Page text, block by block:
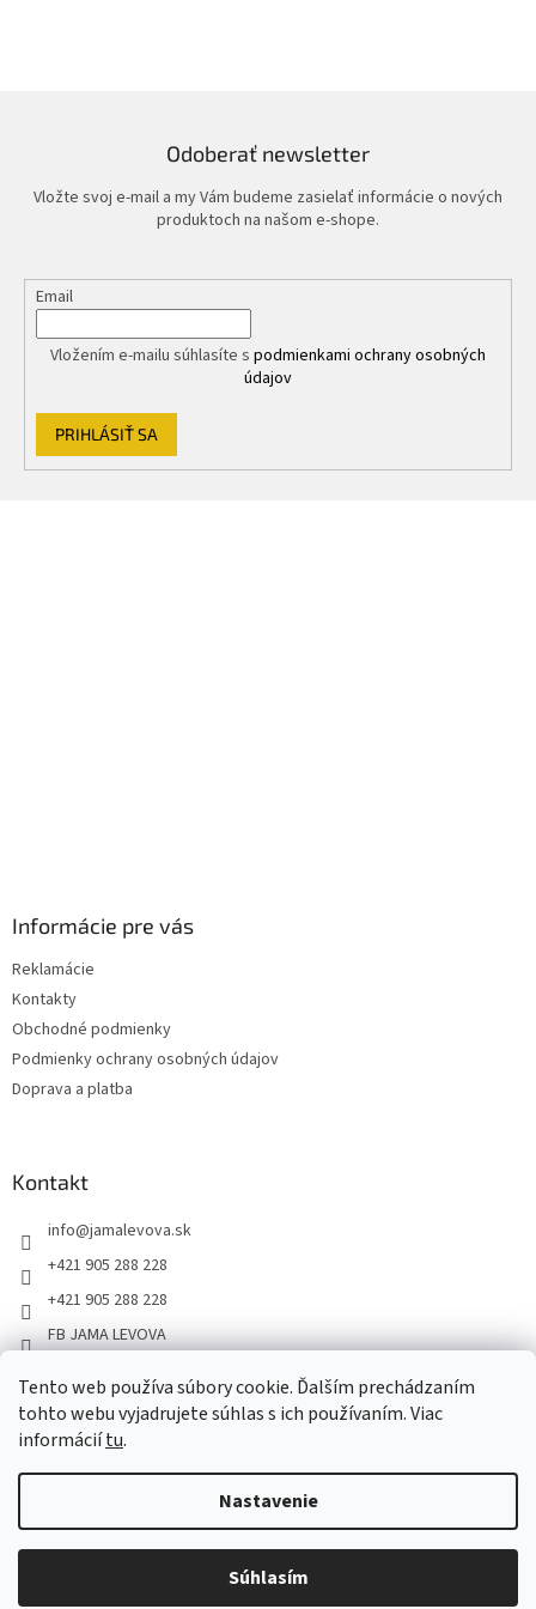
Tento web používa súbory cookie. Ďalším prechádzaním
tohto webu vyjadrujete súhlas s ich používaním. Viac
informáciítu.
Nastavenie
Súhlasím
Vážení zákazníci, z dôvodu dovoleniek môže v tomto období
dochádzať ku predĺženiu dodacích lehôt. Od 30.7. do 10.8. bude
pozastavený aj osobný odber na našom výdajnom mieste. Ďakujeme
Odoberať newsletter
Vložte svoj e-mail a my Vám budeme zasielať informácie o nových
produktoch na našom e-shope.
Email
Vložením e-mailu súhlasíte s podmienkami ochrany osobných
údajov
PRIHLÁSIŤ SA
Informácie pre vás
Reklamácie
Kontakty
Obchodné podmienky
Podmienky ochrany osobných údajov
Doprava a platba
Kontakt
info@jamalevova.sk
+421 905 288 228
+421 905 288 228
FB JAMA LEVOVA
JamaLevova
+421905288228
JAMA LEVOVA. Všetky práva vyhradené.